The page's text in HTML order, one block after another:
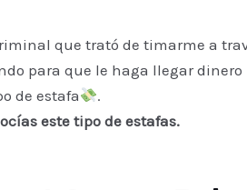
que trató de timarme a
para que le haga llegar dinero
de estafa
.
este tipo de estafas.